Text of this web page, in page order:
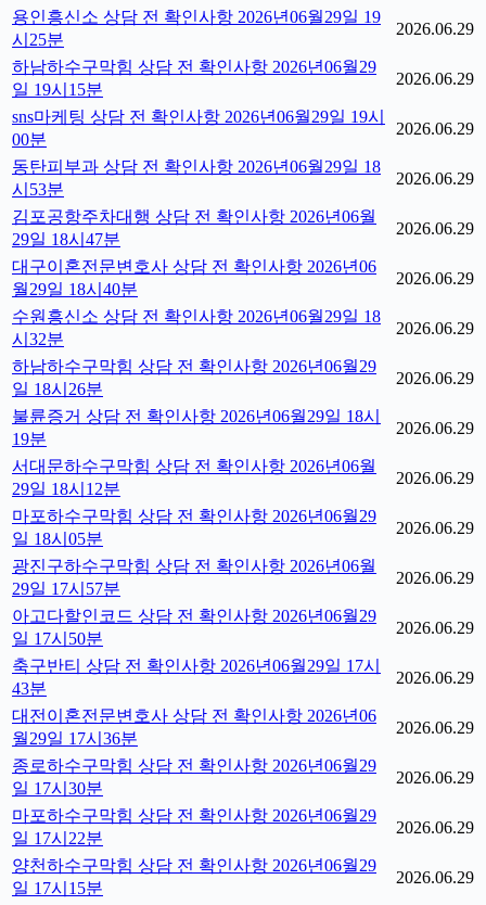
용인흥신소 상담 전 확인사항 2026년06월29일 19
시25분
2026.06.29
하남하수구막힘 상담 전 확인사항 2026년06월29
일 19시15분
2026.06.29
sns마케팅 상담 전 확인사항 2026년06월29일 19시
00분
2026.06.29
동탄피부과 상담 전 확인사항 2026년06월29일 18
시53분
2026.06.29
김포공항주차대행 상담 전 확인사항 2026년06월
29일 18시47분
2026.06.29
대구이혼전문변호사 상담 전 확인사항 2026년06
월29일 18시40분
2026.06.29
수원흥신소 상담 전 확인사항 2026년06월29일 18
시32분
2026.06.29
하남하수구막힘 상담 전 확인사항 2026년06월29
일 18시26분
2026.06.29
불륜증거 상담 전 확인사항 2026년06월29일 18시
19분
2026.06.29
서대문하수구막힘 상담 전 확인사항 2026년06월
29일 18시12분
2026.06.29
마포하수구막힘 상담 전 확인사항 2026년06월29
일 18시05분
2026.06.29
광진구하수구막힘 상담 전 확인사항 2026년06월
29일 17시57분
2026.06.29
아고다할인코드 상담 전 확인사항 2026년06월29
일 17시50분
2026.06.29
축구반티 상담 전 확인사항 2026년06월29일 17시
43분
2026.06.29
대전이혼전문변호사 상담 전 확인사항 2026년06
월29일 17시36분
2026.06.29
종로하수구막힘 상담 전 확인사항 2026년06월29
일 17시30분
2026.06.29
마포하수구막힘 상담 전 확인사항 2026년06월29
일 17시22분
2026.06.29
양천하수구막힘 상담 전 확인사항 2026년06월29
일 17시15분
2026.06.29